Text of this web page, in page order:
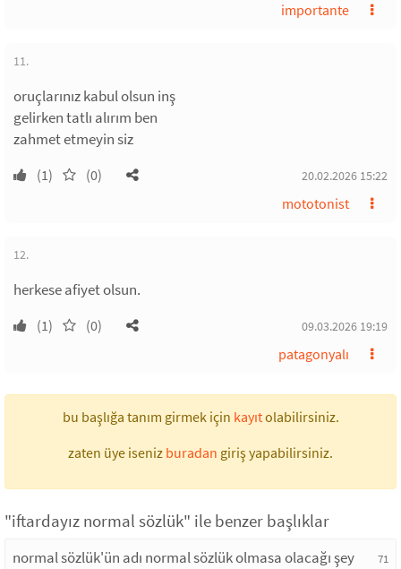
importante
11.
oruçlarınız kabul olsun inş
gelirken tatlı alırım ben
zahmet etmeyin siz
(1) (0) 20.02.2026 15:22
mototonist
12.
herkese afiyet olsun.
(1) (0) 09.03.2026 19:19
patagonyalı
bu başlığa tanım girmek için kayıtolabilirsiniz.
zaten üye iseniz buradan giriş yapabilirsiniz.
"iftardayız normal sözlük" ile benzer başlıklar
normal sözlük'ün adı normal sözlük olmasa olacağı şey 71